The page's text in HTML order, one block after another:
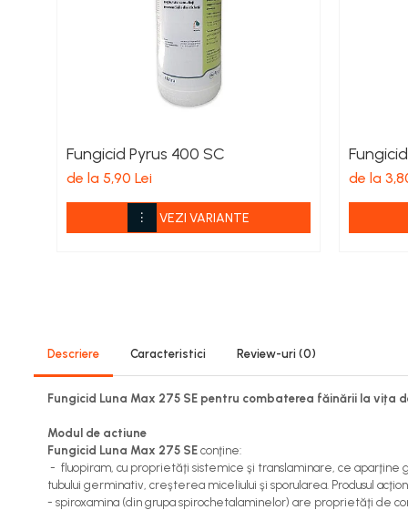
Soia, Mazăre, Fasole
Lucernă și plante furajere
Fungicide
Porumb
Floarea soarelui
Cereale păioase
Rapiță
Viță de vie
Fungicid Pyrus 400 SC
de la 5,90 Lei
VEZI VARIANTE
de la
Descriere Caracteristici Review-uri (0)
Fungicid Luna Max 275 SE pentru combaterea făinării la vița
Modul de actiune
Fungicid Luna Max 275 SE conţine:
- fluopiram, cu proprietăţi sistemice şi translaminare, ce
tubului germinativ, creşterea miceliului şi sporularea. Produsul
- spiroxamina (din grupa spirochetalaminelor) are proprietăţi de